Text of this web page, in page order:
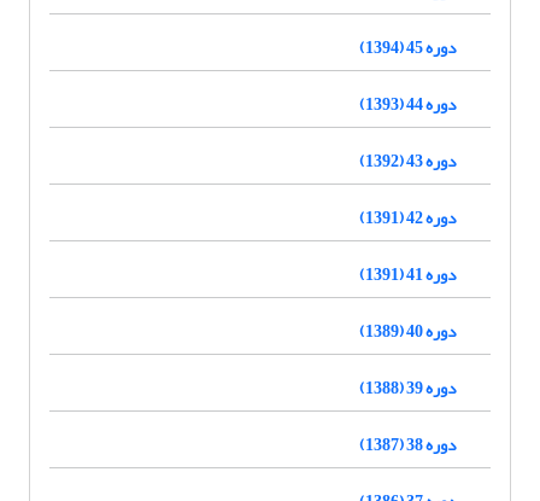
دوره 45 (1394)
دوره 44 (1393)
دوره 43 (1392)
دوره 42 (1391)
دوره 41 (1391)
دوره 40 (1389)
دوره 39 (1388)
دوره 38 (1387)